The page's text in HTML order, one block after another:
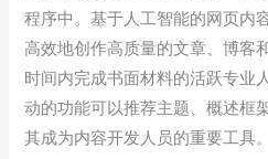
程序中。基于人工智能的网页内
高效地创作高质量的文章、博客
时间内完成书面材料的活跃专业
动的功能可以推荐主题、概述框
其成为内容开发人员的重要工具。